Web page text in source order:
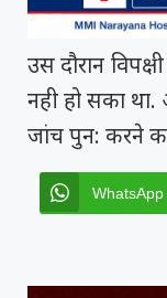
उस दौरान
नही हो सका
जांच पुन: करने
WhatsApp